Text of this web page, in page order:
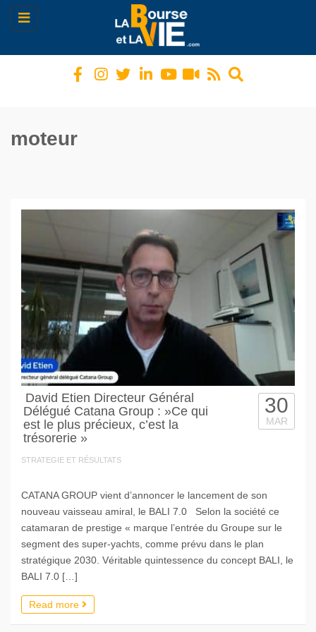
Toggle
navigation
moteur
David Etien Directeur Général
Délégué Catana Group : »Ce qui
est le plus précieux, c’est la
trésorerie »
STRATEGIE ET RÉSULTATS
30
MAR
CATANA GROUP vient d’annoncer le lancement de son
nouveau vaisseau amiral, le BALI 7.0 Selon la société ce
catamaran de prestige « marque l’entrée du Groupe sur le
segment des super-yachts, comme prévu dans le plan
stratégique 2030. Véritable quintessence du concept BALI, le
BALI 7.0 […]
Read more